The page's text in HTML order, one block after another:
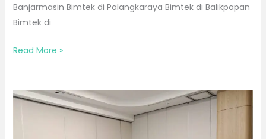
Banjarmasin Bimtek di Palangkaraya Bimtek di Balikpapan
Bimtek di
Read More »
Bimtek